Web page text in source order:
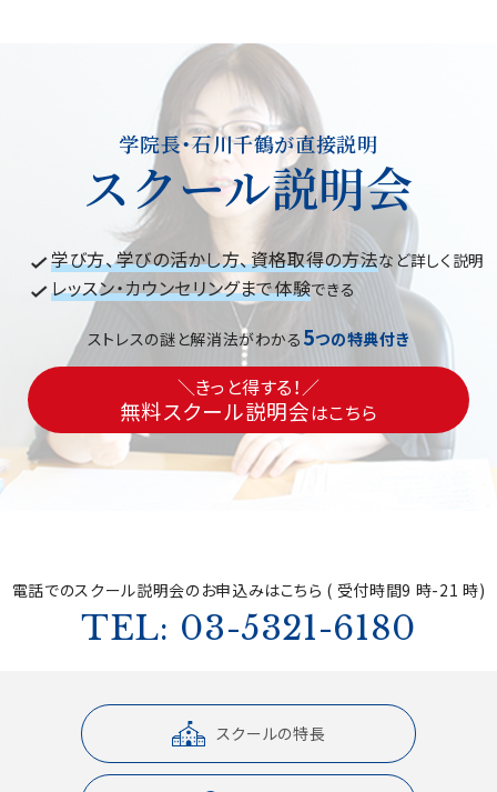
学院長・石川千鶴が直接説明
スクール説明会
学び方、学びの活かし方、資格取得の方法など詳しく説明
レッスン・カウンセリングまで体験できる
ストレスの謎と解消法がわかる 5つの特典付き
＼きっと得する！／
無料スクール説明会はこちら
電話でのスクール説明会のお申込みはこちら ( 受付時間9 時-21 時)
TEL: 03-5321-6180
スクールの特長